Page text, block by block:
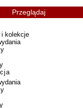
Przeglądaj
i kolekcje